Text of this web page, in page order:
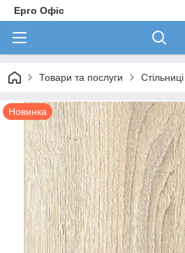
Ерго Офіс
Товари та послуги
Новинка